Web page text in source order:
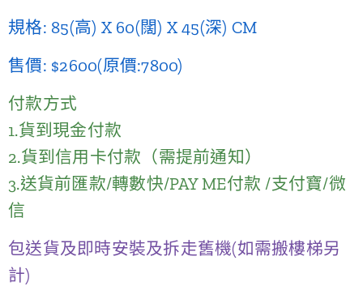
規格: 85(高) X 60(闊) X 45(深) CM
售價: $2600(原價:7800)
付款方式
1.貨到現金付款
2.貨到信用卡付款（需提前通知）
3.送貨前匯款/轉數快/PAY ME付款 /支付寶/微
信
包送貨及即時安裝及拆走舊機(如需搬樓梯另
計)